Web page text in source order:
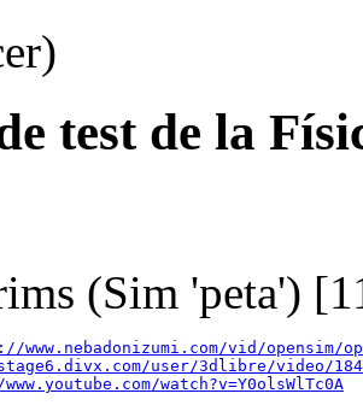
test de la
(Sim 'peta')
www.nebadonizumi.com/vid/opensim/
user/3dlibre/video/
watch?v=Y0olsWlTc0A